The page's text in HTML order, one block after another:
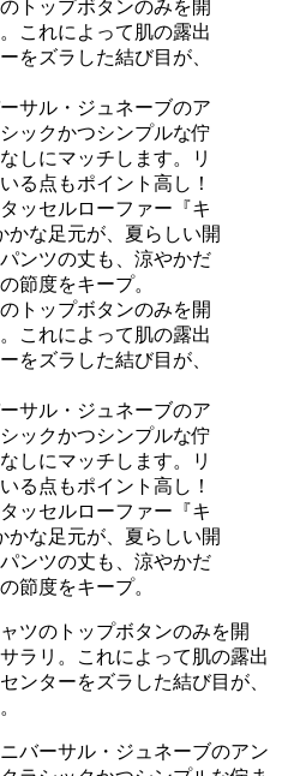
ツのトップボタンのみを開
ラリ。これによって肌の露出
ンターをズラした結び目が、
バーサル・ジュネーブのアン